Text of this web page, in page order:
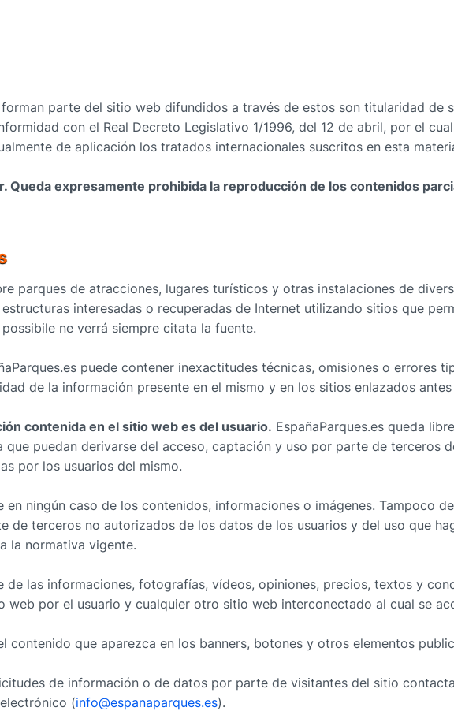
parte del sitio web difundidos a través de estos son titularidad de
con el Real Decreto Legislativo 1/1996, del 12 de abril, por el
de aplicación los tratados internacionales suscritos en esta
Queda expresamente prohibida la reproducción de los contenidos
parques de atracciones, lugares turísticos y otras instalaciones de
interesadas o recuperadas de Internet utilizando sitios que
ne verrá siempre citata la fuente.
puede contener inexactitudes técnicas, omisiones o errores
de la información presente en el mismo y en los sitios enlazados antes
contenida en el sitio web es del usuario. EspañaParques.es queda
puedan derivarse del acceso, captación y uso por parte de terceros
por los usuarios del mismo.
en ningún caso de los contenidos, informaciones o imágenes. Tampoco
de terceros no autorizados de los datos de los usuarios y del uso que
la normativa vigente.
de las informaciones, fotografías, vídeos, opiniones, precios, textos y
por el usuario y cualquier otro sitio web interconectado al cual se
contenido que aparezca en los banners, botones y otros elementos
de información o de datos por parte de visitantes del sitio
(info@espanaparques.es).